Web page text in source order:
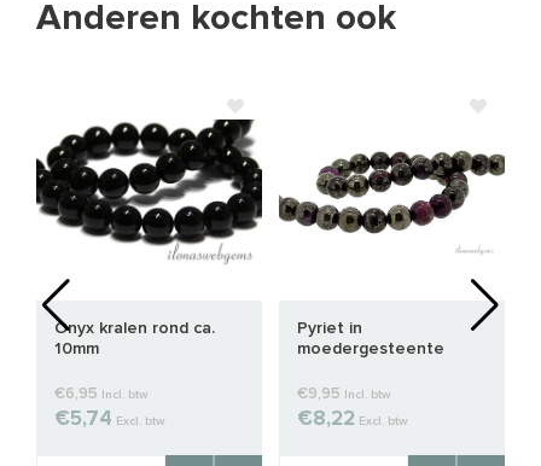
Anderen kochten ook
Onyx kralen rond ca.
10mm
€6,95 Incl. btw
€5,74 Excl. btw
Pyriet in
moedergesteente
€9,95 Incl. btw
€8,22 Excl. btw